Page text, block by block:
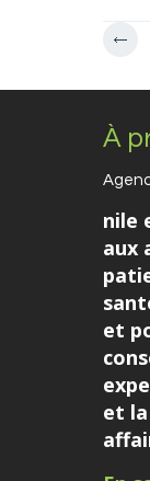
À
nile
aux
et
et